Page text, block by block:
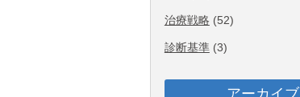
治療戦略 (52)
診断基準(3)
アーカイブ